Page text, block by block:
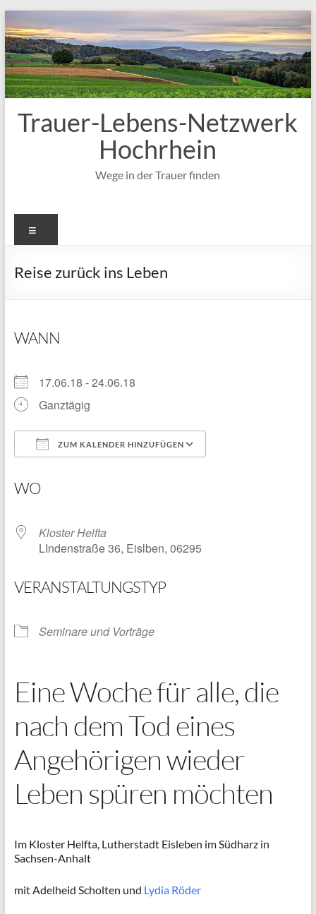
Inhalt
springen
Trauer-Lebens-Netzwerk
Hochrhein
Wege in der Trauer finden
Reise zurück ins Leben
WANN
17.06.18 - 24.06.18
Ganztägig
ZUM KALENDER HINZUFÜGEN
WO
Kloster Helfta
LIndenstraße 36, Eislben, 06295
VERANSTALTUNGSTYP
Seminare und Vorträge
Eine Woche für alle, die
nach dem Tod eines
Angehörigen wieder
Leben spüren möchten
Im Kloster Helfta, Lutherstadt Eisleben im Südharz in
Sachsen-Anhalt
mit Adelheid Scholten und Lydia Röder